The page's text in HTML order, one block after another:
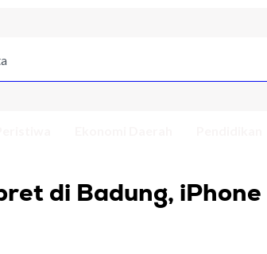
di Badung, iPhone